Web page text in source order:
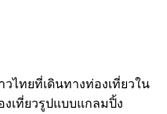
ไทยที่เดินทางท่องเที่ยวใน
เที่ยวรูปแบบแกลมปิ้ง